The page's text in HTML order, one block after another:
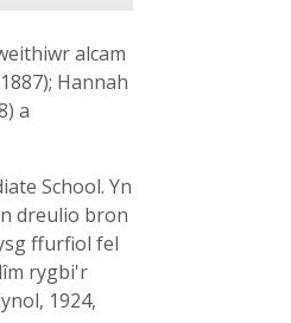
alcam
Hannah
a
School. Yn
dreulio bron
ffurfiol fel
rygbi'r
1924,